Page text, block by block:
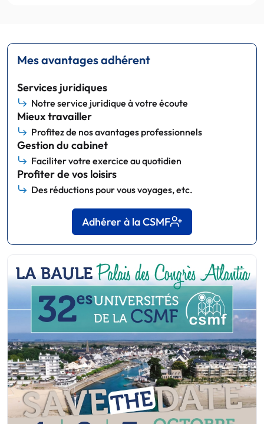
Mes avantages adhérent
Services juridiques
Notre service juridique à votre écoute
Mieux travailler
Profitez de nos avantages professionnels
Gestion du cabinet
Faciliter votre exercice au quotidien
Profiter de vos loisirs
Des réductions pour vous voyages, etc.
Adhérer à la CSMF